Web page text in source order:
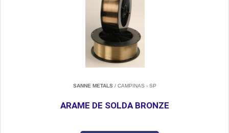
SANNE METALS/ CAMPINAS - SP
ARAME DE SOLDA BRONZE